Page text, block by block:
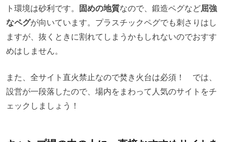
ト環境は砂利です。 固めの地質なので、鍛造ペグなど屈強
なペグが向いています。プラスチックペグでも刺さりはし
ますが、抜くときに割れてしまうかもしれないのでおすす
めはしません。
また、全サイト直火禁止なので焚き火台は必須！ では、
設営が一段落したので、場内をまわって人気のサイトをチ
ェックしましょう！